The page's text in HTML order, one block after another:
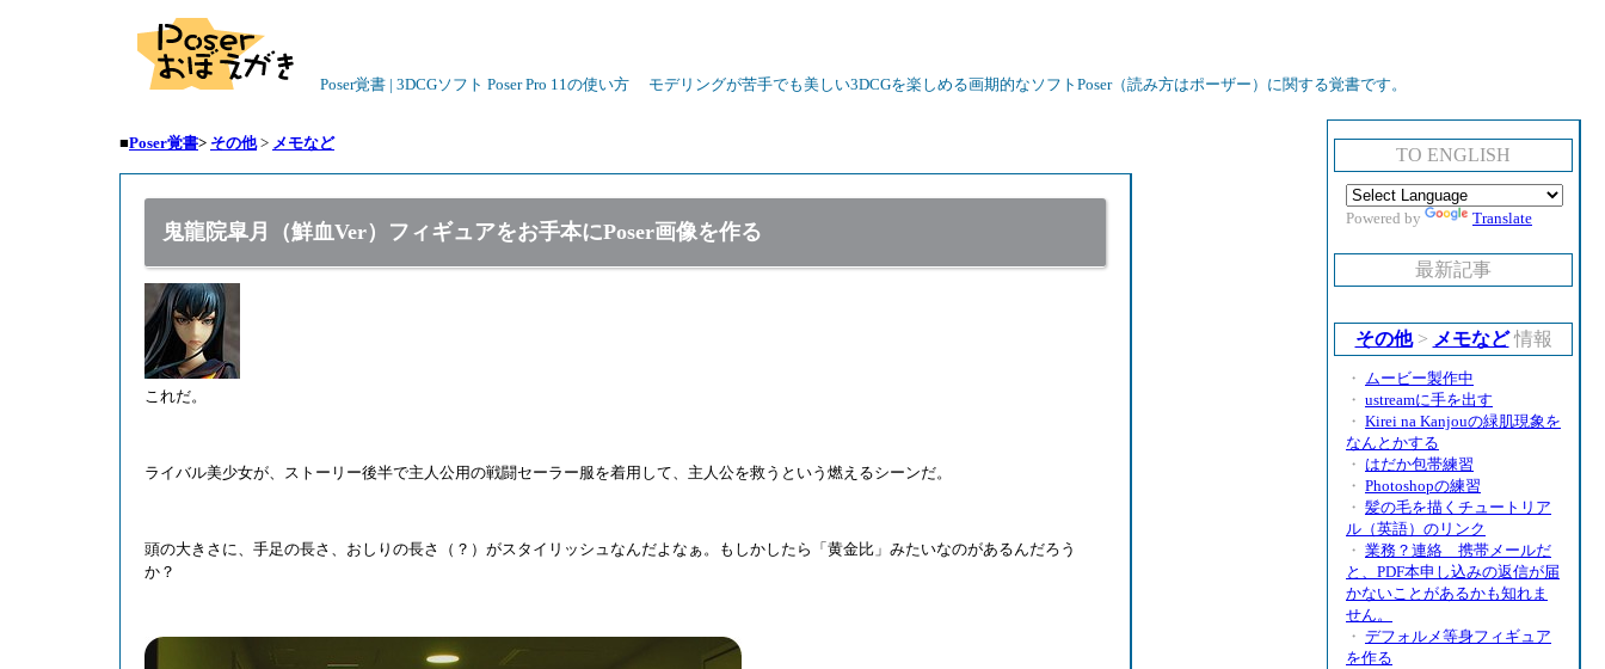
Poser覚書 | 3DCGソフト Poser Pro 11の使い方 モデリングが苦手でも美しい3DCGを楽しめる画期的なソフトPoser（読み方はポーザー）に関する覚書です。
■Poser覚書> その他 > メモなど
鬼龍院皐月（鮮血Ver）フィギュアをお手本にPoser画像を作る
これだ。
ライバル美少女が、ストーリー後半で主人公用の戦闘セーラー服を着用して、主人公を救うという燃えるシーンだ。
頭の大きさに、手足の長さ、おしりの長さ（？）がスタイリッシュなんだよなぁ。もしかしたら「黄金比」みたいなのがあるんだろう
か？
TO ENGLISH
Powered by Translate
最新記事
その他 > メモなど 情報
・ ムービー製作中
・ ustreamに手を出す
・ Kirei na Kanjouの緑肌現象を
なんとかする
・ はだか包帯練習
・ Photoshopの練習
・ 髪の毛を描くチュートリア
ル（英語）のリンク
・ 業務？連絡 携帯メールだ
と、PDF本申し込みの返信が届
かないことがあるかも知れま
せん。
・ デフォルメ等身フィギュア
を作る